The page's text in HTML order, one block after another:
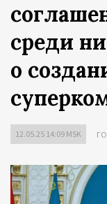
среди
о
12.05.25 14:09 MSK